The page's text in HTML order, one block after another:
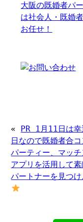
大阪の既婚者パ
は社会人・既婚
お任せ！
«
PR 1月11日は幸
日なので既婚者合
パーティー、マッ
アプリを活用して素
パートナーを見つけ